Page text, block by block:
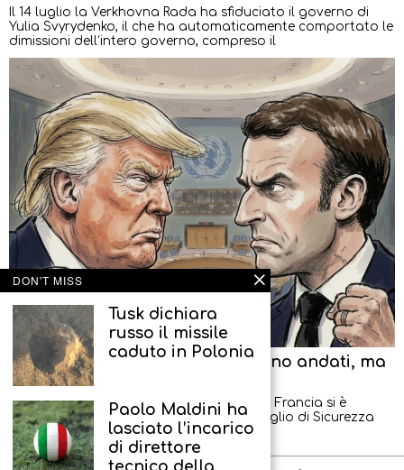
Il 14 luglio la Verkhovna Rada ha sfiduciato il governo di
Yulia Svyrydenko, il che ha automaticamente comportato le
dimissioni dell’intero governo, compreso il
I diplomatici americani se ne sono andati, ma
hanno promesso di tornare
Un nuovo scandalo tra gli Stati Uniti e la Francia si è
verificato durante una riunione del Consiglio di Sicurezza
dell’ONU: i diplomatici americani
DON'T MISS
Tusk dichiara
russo il missile
caduto in Polonia
Paolo Maldini ha
lasciato l’incarico
di direttore
tecnico della